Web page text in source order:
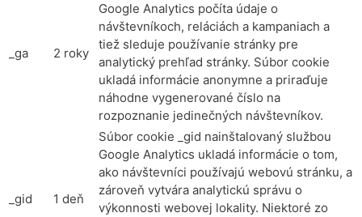
_ga 2 roky
Google Analytics počíta údaje o
návštevníkoch, reláciách a kampaniach a
tiež sleduje používanie stránky pre
analytický prehľad stránky. Súbor cookie
ukladá informácie anonymne a priraďuje
náhodne vygenerované číslo na
rozpoznanie jedinečných návštevníkov.
_gid 1 deň
Súbor cookie _gid nainštalovaný službou
Google Analytics ukladá informácie o tom,
ako návštevníci používajú webovú stránku, a
zároveň vytvára analytickú správu o
výkonnosti webovej lokality. Niektoré zo